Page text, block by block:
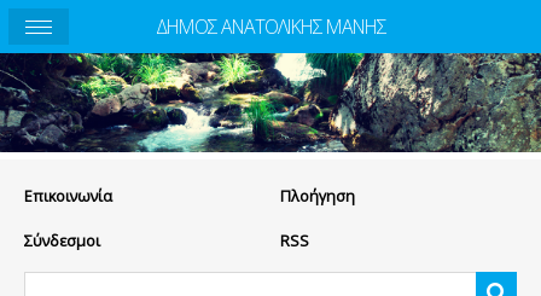
Eπικοινωνία Πλοήγηση
Σύνδεσμοι RSS
ΔΗΜΟΣ ΑΝΑΤΟΛΙΚΗΣ ΜΑΝΗΣ